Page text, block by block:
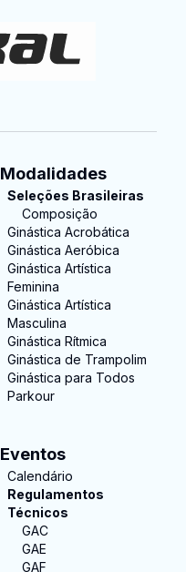
Modalidades
Seleções Brasileiras
Composição
Ginástica Acrobática
Ginástica Aeróbica
Ginástica Artística
Feminina
Ginástica Artística
Masculina
Ginástica Rítmica
Ginástica de Trampolim
Ginástica para Todos
Parkour
Eventos
Calendário
Regulamentos
Técnicos
GAC
GAE
GAF